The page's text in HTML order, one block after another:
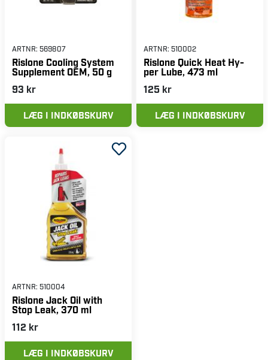
ARTNR: 569807
Rislone Cooling System
Supplement OEM, 50 g
93 kr
LÆG I INDKØBSKURV
ARTNR: 510002
Rislone Quick Heat Hy-
per Lube, 473 ml
125 kr
LÆG I INDKØBSKURV
ARTNR: 510004
Rislone Jack Oil with
Stop Leak, 370 ml
112 kr
LÆG I INDKØBSKURV